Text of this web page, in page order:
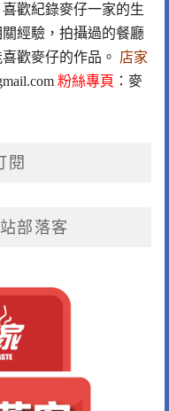
歡紀錄麥仔一家的生
經驗，拍攝過的餐廳
歡麥仔的作品。 店家
粉絲專頁 ： 麥
閱
部落客